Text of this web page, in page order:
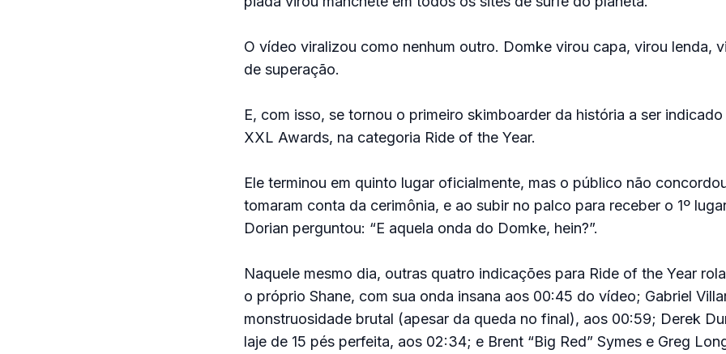
O vídeo viralizou como nenhum outro. Domke virou capa, virou lenda,
de superação.
E, com isso, se tornou o primeiro skimboarder da história a ser
XXL Awards, na categoria Ride of the Year.
Ele terminou em quinto lugar oficialmente, mas o público não
tomaram conta da cerimônia, e ao subir no palco para receber o 1º
Dorian perguntou: “E aquela onda do Domke, hein?”.
Naquele mesmo dia, outras quatro indicações para Ride of the Year
o próprio Shane, com sua onda insana aos 00:45 do vídeo; Gabriel
monstruosidade brutal (apesar da queda no final), aos 00:59; Derek
laje de 15 pés perfeita, aos 02:34; e Brent “Big Red” Symes e Greg